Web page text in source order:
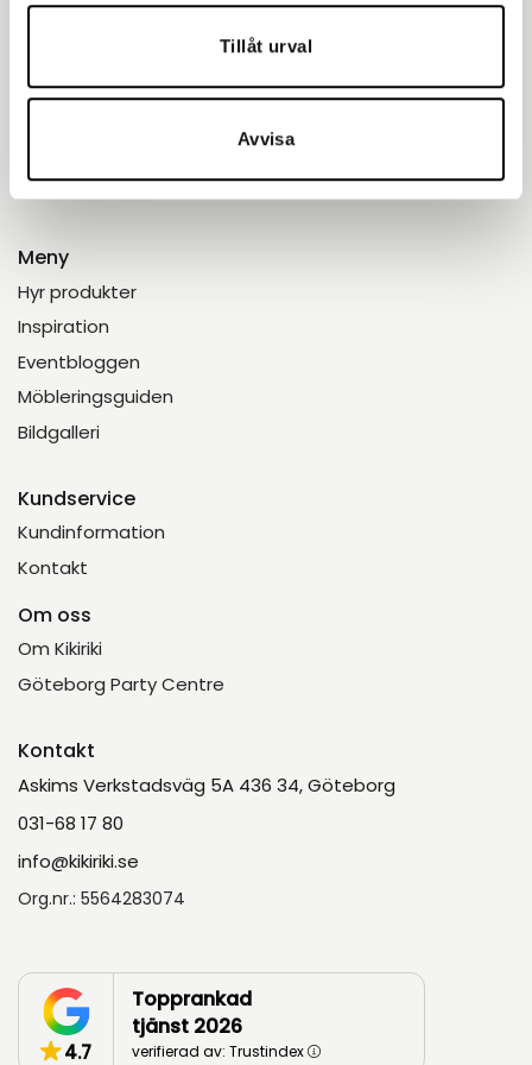
Tillåt urval
Avvisa
med omnejd med uthyrning av tält, möbler och porslin
till fester, bröllop och företagsevent. Tryggt. Proffsigt.
Meny
Hyr produkter
Inspiration
Eventbloggen
Möbleringsguiden
Bildgalleri
Kundservice
Kundinformation
Kontakt
Om oss
Om Kikiriki
Göteborg Party Centre
Kontakt
Askims Verkstadsväg 5A 436 34, Göteborg
031-68 17 80
info@kikiriki.se
Org.nr.: 5564283074
4.7
Topprankad
tjänst 2026
verifierad av: Trustindex